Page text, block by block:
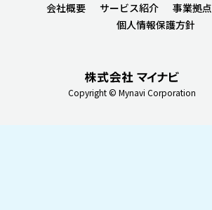
Copyright © Mynavi Corporation
会社概要 サービス紹介 事業拠点
個人情報保護方針